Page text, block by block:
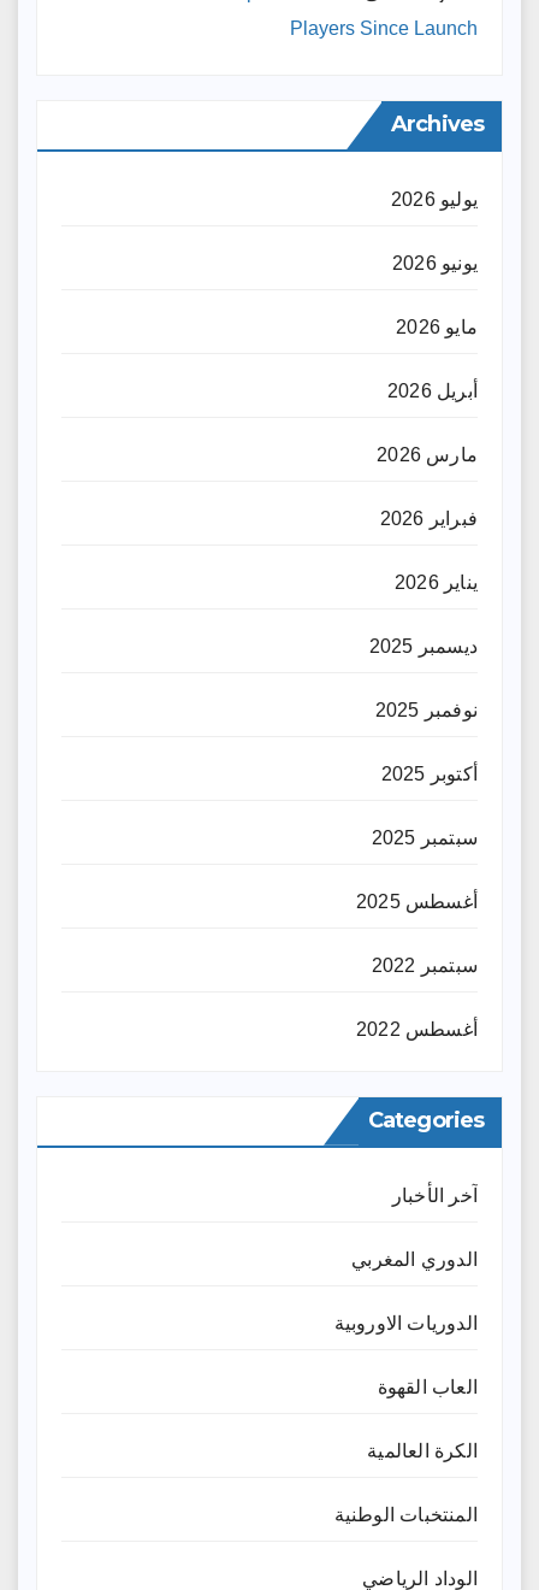
Players Since Launch
Archives
يوليو 2026
يونيو 2026
مايو 2026
أبريل 2026
مارس 2026
فبراير 2026
يناير 2026
ديسمبر 2025
نوفمبر 2025
أكتوبر 2025
سبتمبر 2025
أغسطس 2025
سبتمبر 2022
أغسطس 2022
Categories
آخر الأخبار
الدوري المغربي
الدوريات الاوروبية
العاب القهوة
الكرة العالمية
المنتخبات الوطنية
الوداد الرياضي